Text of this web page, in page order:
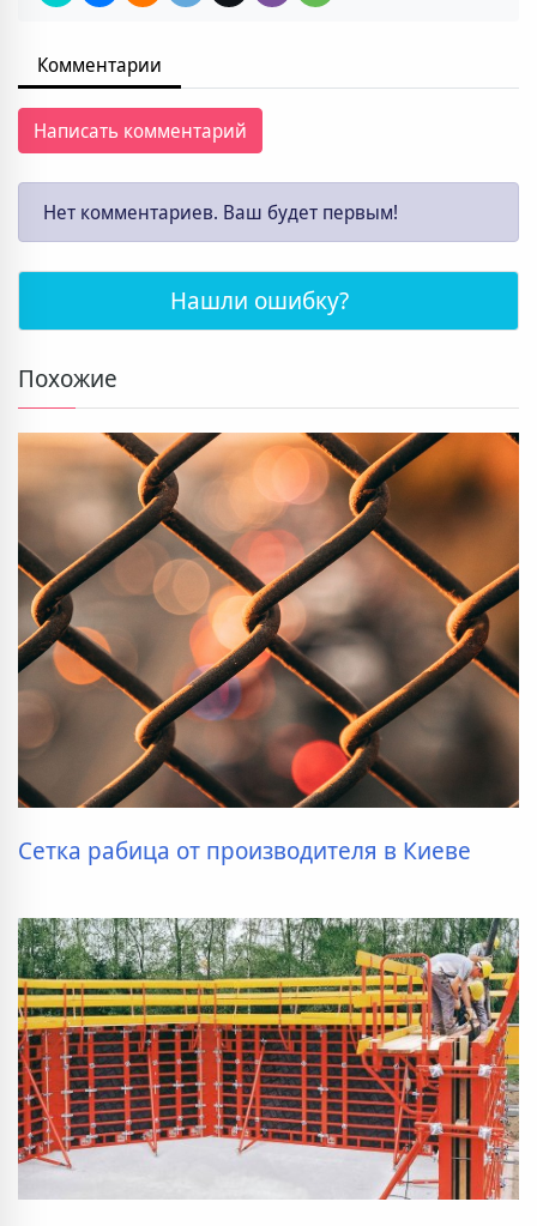
Комментарии
Написать комментарий
Нет комментариев. Ваш будет первым!
Нашли ошибку?
Похожие
Сетка рабица от производителя в Киеве